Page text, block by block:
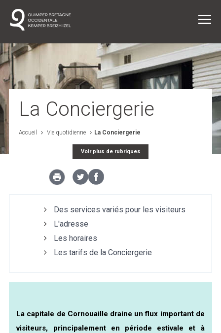
Vie quotidienne
Entreprendre dans l'agglo
L'agglo / L'institution
Météo/UV Webcam
La Conciergerie
Accueil Vie quotidienne La Conciergerie
Voir plus de rubriques
Des services variés pour les visiteurs
L'adresse
Les horaires
Les tarifs de la Conciergerie
La capitale de Cornouaille draine un flux important de
visiteurs, principalement en période estivale et à